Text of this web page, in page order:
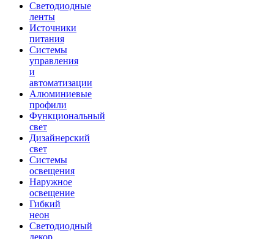
Светодиодные
ленты
Источники
питания
Системы
управления
и
автоматизации
Алюминиевые
профили
Функциональный
свет
Дизайнерский
свет
Системы
освещения
Наружное
освещение
Гибкий
неон
Светодиодный
декор